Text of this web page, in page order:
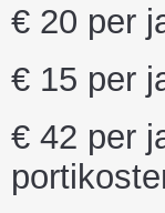
€ 20 per
€ 15 per
€ 42 per